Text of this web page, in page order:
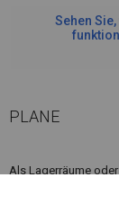
Sehen
PLANE
Als Lagerräume